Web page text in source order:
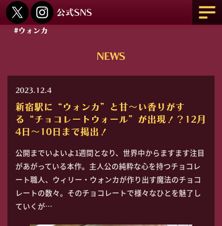
#ウォンカ
NEWS
2023.12.4
新宿駅に“ウォンカ”と甘～い香りがす
る“チョコレートウォール”が出現！？12月
4日～10日まで掲出！
公開までいよいよ1週間となり、世界中からますます注目
があがっている本作。主人公の純粋な心を持つチョコレ
ート職人、ウィリー・ウォンカが作り出す魔法のチョコ
レートの数々。そのチョコレートで様々なひとを魅了し
ていくが…